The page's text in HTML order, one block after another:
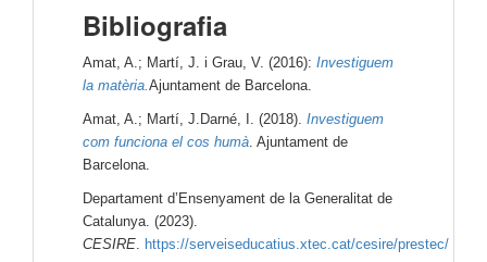
Bibliografia
Amat, A.; Martí, J. i Grau, V. (2016): Investiguem
la matèria.Ajuntament de Barcelona.
Amat, A.; Martí, J.Darné, I. (2018). Investiguem
com funciona el cos humà. Ajuntament de
Barcelona.
Departament d’Ensenyament de la Generalitat de
Catalunya. (2023).
CESIRE. https://serveiseducatius.xtec.cat/cesire/prestec/